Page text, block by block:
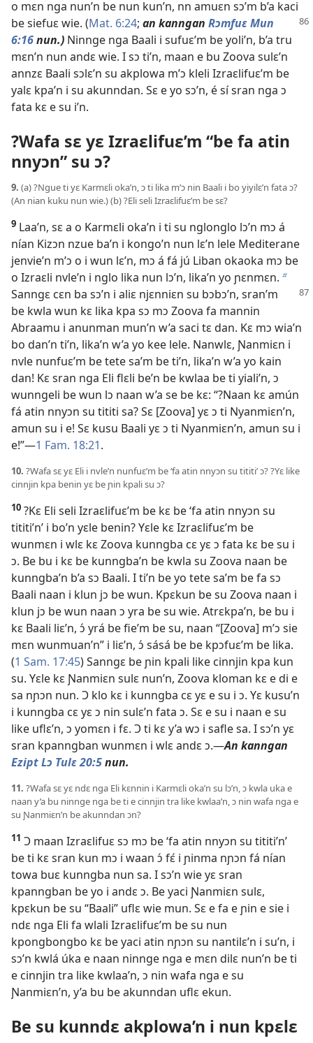
o mɛn nga nun’n be nun kun’n, nn amuɛn sɔ’m b’a kaci
be siefuɛ wie. (Mat. 6:24; an kanngan RɔmfuɛMun
6:16nun.) Ninnge nga Baali i sufuɛ’m be yoli’n, b’a tru
mɛn’n nun andɛ wie. I sɔ ti’n, maan e bu Zoova sulɛ’n
annzɛ Baali sɔlɛ’n su akplowa m’ɔ kleli Izraɛlifuɛ’m be
yalɛ kpa’n i su akunndan. Sɛ e yo sɔ’n, é sí sran nga ɔ
fata kɛ e su i’n.
?Wafa sɛ yɛ Izraɛlifuɛ’m “be fa atin
nnyɔn” su ɔ?
9. (a) ?Ngue ti yɛ Karmɛli oka’n, ɔ ti lika m’ɔ nin Baali i bo yiyilɛ’n fata ɔ?
(An nian kuku nun wie.) (b) ?Eli seli Izraɛlifuɛ’m be sɛ?
9 Laa’n, sɛ a o Karmɛli oka’n i ti su nglonglo lɔ’n mɔ á
nían Kizɔn nzue ba’n i kongo’n nun lɛ’n lele Mediterane
jenvie’n m’ɔ o i wun lɛ’n, mɔ á fá jú Liban okaoka mɔ be
o Izraɛli nvle’n i nglo lika nun lɔ’n, lika’n yo ɲɛnmɛn. b
Sanngɛ cɛn ba sɔ’n i aliɛ njɛnniɛn su bɔbɔ’n, sran’m
be kwla wun kɛ lika kpa sɔ mɔ Zoova fa mannin
Abraamu i anunman mun’n w’a saci tɛ dan. Kɛ mɔ wia’n
bo dan’n ti’n, lika’n w’a yo kee lele. Nanwlɛ, Ɲanmiɛn i
nvle nunfuɛ’m be tete sa’m be ti’n, lika’n w’a yo kain
dan! Kɛ sran nga Eli flɛli be’n be kwlaa be ti yiali’n, ɔ
wunngeli be wun lɔ naan w’a se be kɛ: “?Naan kɛ amún
fá atin nnyɔn su tititi sa? Sɛ [Zoova] yɛ ɔ ti Nyanmiɛn’n,
amun su i e! Sɛ kusu Baali yɛ ɔ ti Nyanmiɛn’n, amun su i
e!”​—1 Fam. 18:21.
10. ?Wafa sɛ yɛ Eli i nvle’n nunfuɛ’m be ‘fa atin nnyɔn su tititi’ ɔ? ?Yɛ like
cinnjin kpa benin yɛ be ɲin kpali su ɔ?
10 ?Kɛ Eli seli Izraɛlifuɛ’m be kɛ be ‘fa atin nnyɔn su
tititi’n’ i bo’n yɛle benin? Yɛle kɛ Izraɛlifuɛ’m be
wunmɛn i wlɛ kɛ Zoova kunngba cɛ yɛ ɔ fata kɛ be su i
ɔ. Be bu i kɛ be kunngba’n be kwla su Zoova naan be
kunngba’n b’a sɔ Baali. I ti’n be yo tete sa’m be fa sɔ
Baali naan i klun jɔ be wun. Kpɛkun be su Zoova naan i
klun jɔ be wun naan ɔ yra be su wie. Atrɛkpa’n, be bu i
kɛ Baali liɛ’n, ɔ́ yrá be fie’m be su, naan “[Zoova] m’ɔ sie
mɛn wunmuan’n” i liɛ’n, ɔ́ sásá be be kpɔfuɛ’m be lika.
(1 Sam. 17:45) Sanngɛ be ɲin kpali like cinnjin kpa kun
su. Yɛle kɛ Ɲanmiɛn sulɛ nun’n, Zoova kloman kɛ e di e
sa nɲɔn nun. Ɔ klo kɛ i kunngba cɛ yɛ e su i ɔ. Yɛ kusu’n
i kunngba cɛ yɛ ɔ nin sulɛ’n fata ɔ. Sɛ e su i naan e su
like uflɛ’n, ɔ yomɛn i fɛ. Ɔ ti kɛ y’a wɔ i safle sa. I sɔ’n yɛ
sran kpanngban wunmɛn i wlɛ andɛ ɔ.​—An kanngan
Ezipt Lɔ Tulɛ 20:5nun.
11. ?Wafa sɛ yɛ ndɛ nga Eli kɛnnin i Karmɛli oka’n su lɔ’n, ɔ kwla uka e
naan y’a bu ninnge nga be ti e cinnjin tra like kwlaa’n, ɔ nin wafa nga e
su Ɲanmiɛn’n be akunndan ɔn?
11 Ɔ maan Izraɛlifuɛ sɔ mɔ be ‘fa atin nnyɔn su tititi’n’
be ti kɛ sran kun mɔ i waan ɔ́ fɛ́ i ɲinma nɲɔn fá nían
towa buɛ kunngba nun sa. I sɔ’n wie yɛ sran
kpanngban be yo i andɛ ɔ. Be yaci Ɲanmiɛn sulɛ,
kpɛkun be su “Baali” uflɛ wie mun. Sɛ e fa e ɲin e sie i
ndɛ nga Eli fa wlali Izraɛlifuɛ’m be su nun
kpongbongbo kɛ be yaci atin nɲɔn su nantilɛ’n i su’n, i
sɔ’n kwlá úka e naan ninnge nga e mɛn dilɛ nun’n be ti
e cinnjin tra like kwlaa’n, ɔ nin wafa nga e su
Ɲanmiɛn’n, y’a bu be akunndan uflɛ ekun.
Be su kunndɛ akplowa’n i nun kpɛlɛ